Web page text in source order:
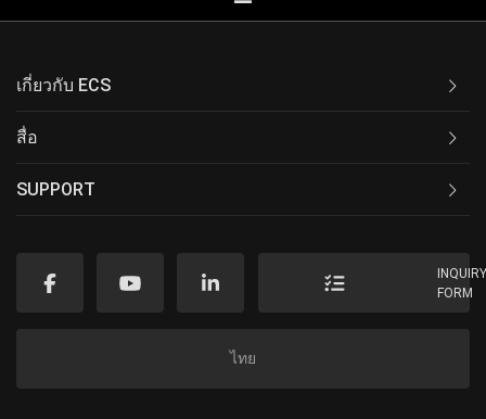
เกี่ยวกับ ECS
สื่อ
SUPPORT
FORM
ไทย